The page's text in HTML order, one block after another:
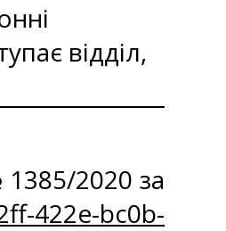
відділ,
2020 за
422e-bc0b-